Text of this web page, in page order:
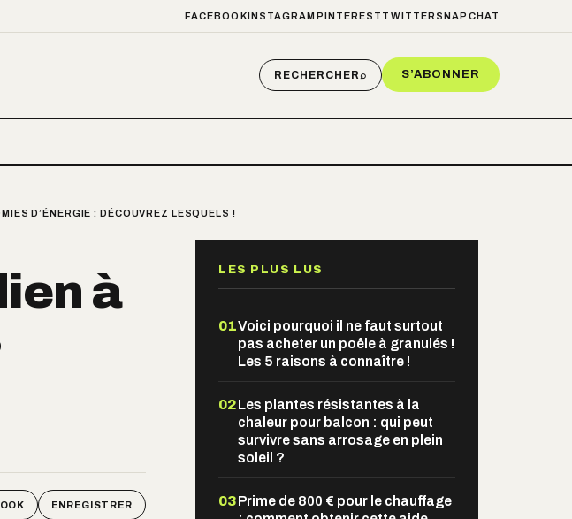
FACEBOOKINSTAGRAM PINTEREST TWITTER SNAPCHAT
RECHERCHER⌕ S’ABONNER
D’ÉNERGIE : DÉCOUVREZ LESQUELS !
à
ENREGISTRER
LES PLUS LUS
01Voici pourquoi il ne faut surtout
pas acheter un poêle à granulés !
Les 5 raisons à connaître !
02Les plantes résistantes à la
chaleur pour balcon : qui peut
survivre sans arrosage en plein
soleil ?
03Prime de 800 € pour le chauffage